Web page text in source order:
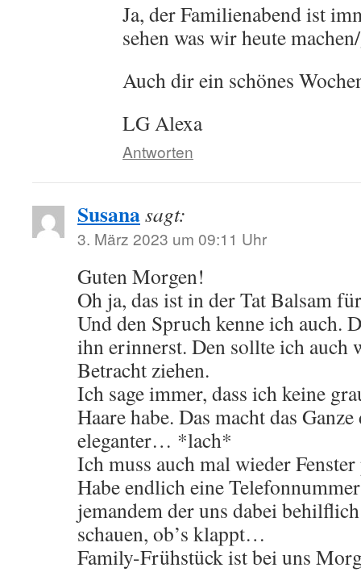
Ja, der Familienabend ist
sehen was wir heute
Auch dir ein schönes
LG Alexa
Antworten
Susanasagt:
3. März 2023 um 09:11 Uhr
Guten Morgen!
Oh ja, das ist in der Tat Balsam
Und den Spruch kenne ich auch.
ihn erinnerst. Den sollte ich auch
Betracht ziehen.
Ich sage immer, dass ich keine
Haare habe. Das macht das
eleganter… *lach*
Ich muss auch mal wieder
Habe endlich eine
jemandem der uns dabei
schauen, ob’s klappt…
Family-Frühstück ist bei uns